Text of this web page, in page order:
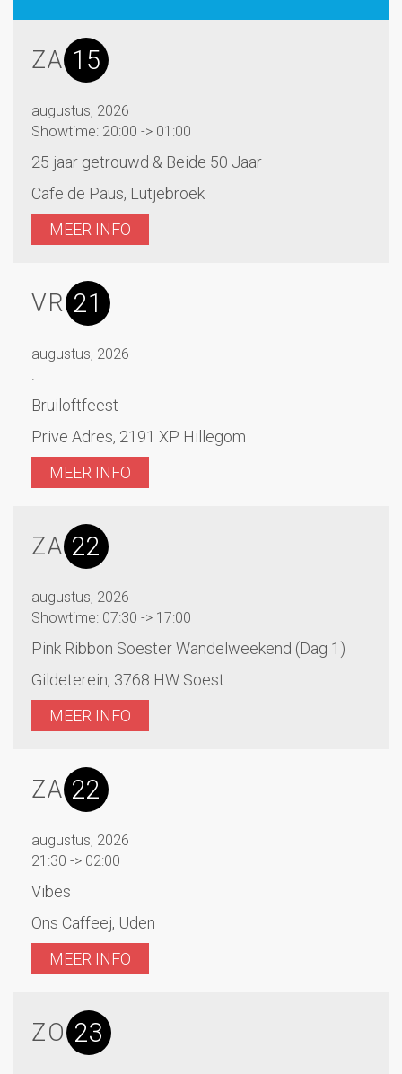
ZA 15
augustus, 2026
Showtime: 20:00 -> 01:00
25 jaar getrouwd & Beide 50 Jaar
Cafe de Paus, Lutjebroek
MEER INFO
VR 21
augustus, 2026
.
Bruiloftfeest
Prive Adres, 2191 XP Hillegom
MEER INFO
ZA 22
augustus, 2026
Showtime: 07:30 -> 17:00
Pink Ribbon Soester Wandelweekend (Dag 1)
Gildeterein, 3768 HW Soest
MEER INFO
ZA 22
augustus, 2026
21:30 -> 02:00
Vibes
Ons Caffeej, Uden
MEER INFO
ZO 23